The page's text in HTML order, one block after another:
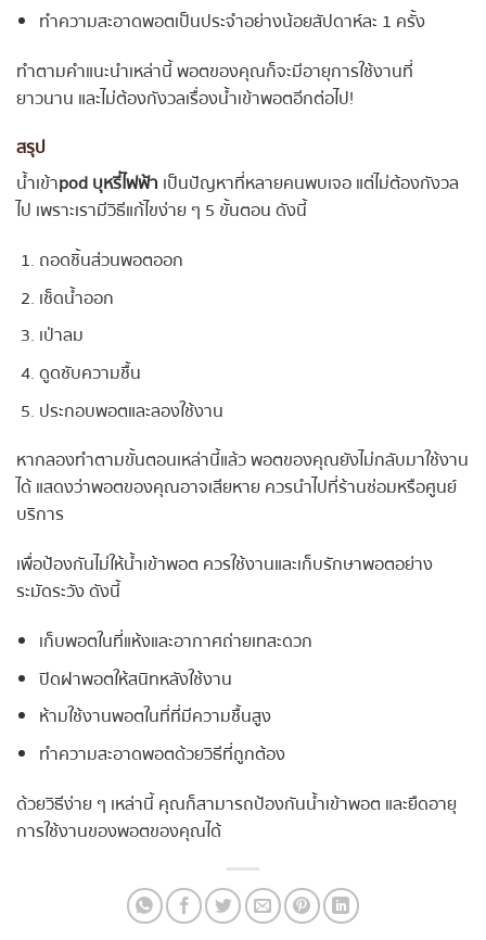
ทำความสะอาดพอตเป็นประจำอย่างน้อยสัปดาห์ละ 1 ครั้ง
ทำตามคำแนะนำเหล่านี้ พอตของคุณก็จะมีอายุการใช้งานที่
ยาวนาน และไม่ต้องกังวลเรื่องน้ำเข้าพอตอีกต่อไป!
สรุป
น้ำเข้าpod บุหรี่ไฟฟ้า เป็นปัญหาที่หลายคนพบเจอ แต่ไม่ต้องกังวล
ไป เพราะเรามีวิธีแก้ไขง่าย ๆ 5 ขั้นตอน ดังนี้
ถอดชิ้นส่วนพอตออก
เช็ดน้ำออก
เป่าลม
ดูดซับความชื้น
ประกอบพอตและลองใช้งาน
หากลองทำตามขั้นตอนเหล่านี้แล้ว พอตของคุณยังไม่กลับมาใช้งาน
ได้ แสดงว่าพอตของคุณอาจเสียหาย ควรนำไปที่ร้านซ่อมหรือศูนย์
บริการ
เพื่อป้องกันไม่ให้น้ำเข้าพอต ควรใช้งานและเก็บรักษาพอตอย่าง
ระมัดระวัง ดังนี้
เก็บพอตในที่แห้งและอากาศถ่ายเทสะดวก
ปิดฝาพอตให้สนิทหลังใช้งาน
ห้ามใช้งานพอตในที่ที่มีความชื้นสูง
ทำความสะอาดพอตด้วยวิธีที่ถูกต้อง
ด้วยวิธีง่าย ๆ เหล่านี้ คุณก็สามารถป้องกันน้ำเข้าพอต และยืดอายุ
การใช้งานของพอตของคุณได้